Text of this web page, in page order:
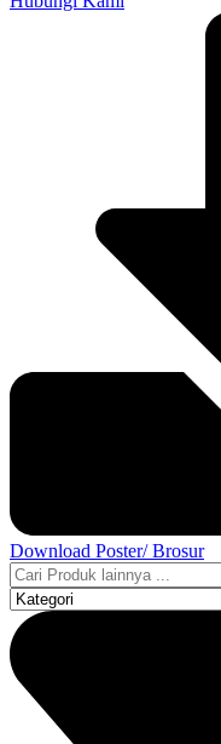
Download Poster/ Brosur
Search
...